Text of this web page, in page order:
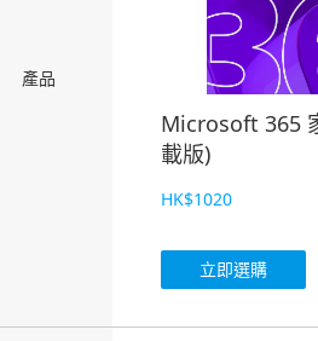
產品
Microsoft 365
載版)
HK$1020
立即選購